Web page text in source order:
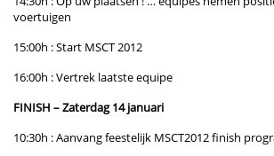
voertuigen
15:00h : Start MSCT 2012
16:00h : Vertrek laatste equipe
FINISH – Zaterdag 14 januari
10:30h : Aanvang feestelijk MSCT2012 finish